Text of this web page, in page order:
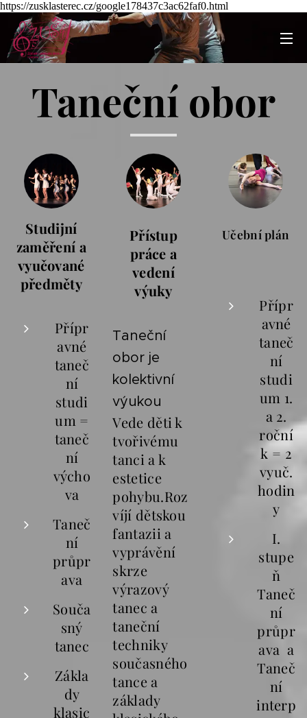
https://zusklasterec.cz/google178437c3ac62faf0.html
Taneční obor
Studijní
zaměření a
vyučované
předměty
Přípr
avné
taneč
ní
studi
um =
taneč
ní
výcho
va
Taneč
ní
průpr
ava
Souča
sný
tanec
Zákla
dy
klasic
Přístup
práce a
vedení
výuky
Taneční
obor je
kolektivní
výukou
Vede děti k
tvořivému
tanci a k
estetice
pohybu.Roz
víjí dětskou
fantazii a
vyprávění
skrze
výrazový
tanec a
taneční
techniky
současného
tance a
základy
Učební plán
Přípr
avné
taneč
ní
studi
um 1.
a 2.
roční
k = 2
vyuč.
hodin
y
I.
stupe
ň
Taneč
ní
průpr
ava a
Taneč
ní
interp